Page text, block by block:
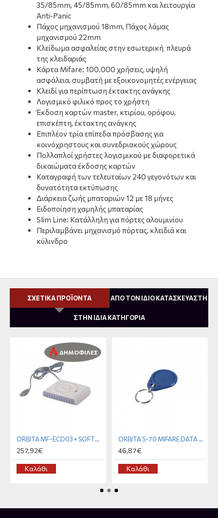
35/85mm, 45/85mm, 60/85mm και λειτουργία
Anti-Panic
Πάχος μηχανισμού 18mm, Πάχος λάμας
μηχανισμού 22mm
Κλείδωμα ασφαλείας στην εσωτερική πλευρά
της κλειδαριάς
Κάρτα Mifare: 100.000 χρήσεις, υψηλή
ασφάλεια, συμβατή με εξοικονομητές ενέργειας
Κλειδί για περίπτωση έκτακτης ανάγκης
Λογισμικό φιλικό προς το χρήστη
Έκδοση καρτών master, κτιρίου, ορόφου,
επισκέπτη, έκτακτης ανάγκης
Επιπλέον τρία επίπεδα πρόσβασης για
κοινόχρηστους και συνεδριακούς χώρους
Πολλαπλοί χρήστες λογισμικού με διαφορετικά
δικαιώματα έκδοσης καρτών
Καταγραφή των τελευταίων 240 γεγονότων και
δυνατότητα εκτύπωσης
Διάρκεια ζωής μπαταριών 12 με 18 μήνες
Ειδοποίηση χαμηλής μπαταρίας
Slim Line: Κατάλληλη για πόρτες αλουμινίου
Περιλαμβάνει μηχανισμό πόρτας, κλειδιά και
κύλινδρο
ΣΧΕΤΙΚΑ ΠΡΟΪΟΝΤΑ ΑΠΟ ΤΟΝ ΙΔΙΟ ΚΑΤΑΣΚΕΥΑΣΤΗ
ΣΤΗΝ ΙΔΙΑ ΚΑΤΗΓΟΡΙΑ
ΔΗΜΟΦΙΛΕΣ
ORBITA MF-ECD03 + SOFTWARE
257,92€
Καλάθι
ORBITA S-70 MIFARE DATA CARD
46,87€
Καλάθι